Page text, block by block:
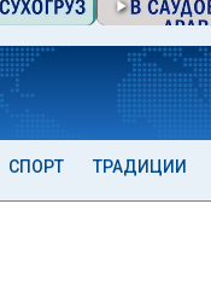
СПОРТ ТРАДИЦИИ